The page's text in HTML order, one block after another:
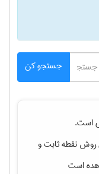
جستجو کن
است.
روش نقطه ثابتو
است